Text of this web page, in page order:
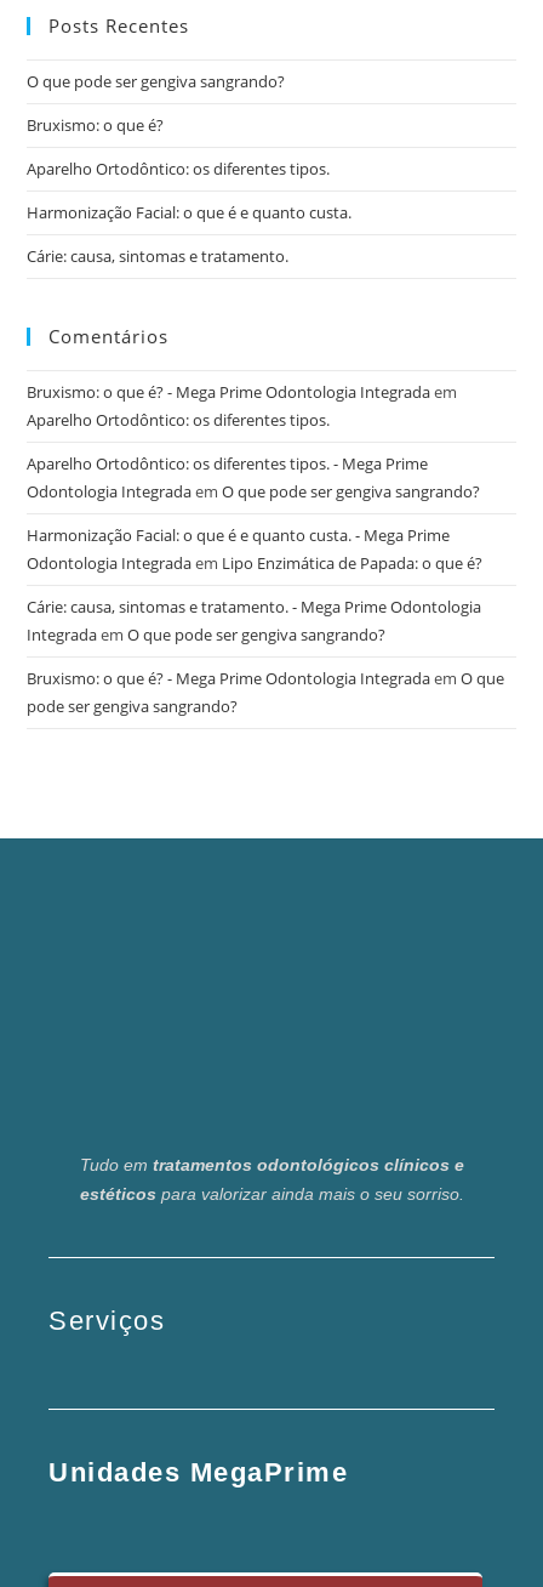
Posts Recentes
O que pode ser gengiva sangrando?
Bruxismo: o que é?
Aparelho Ortodôntico: os diferentes tipos.
Harmonização Facial: o que é e quanto custa.
Cárie: causa, sintomas e tratamento.
Comentários
Bruxismo: o que é? - Mega Prime Odontologia Integradaem
Aparelho Ortodôntico: os diferentes tipos.
Aparelho Ortodôntico: os diferentes tipos. - Mega Prime
Odontologia IntegradaemO que pode ser gengiva sangrando?
Harmonização Facial: o que é e quanto custa. - Mega Prime
Odontologia Integradaem Lipo Enzimática de Papada: o que é?
Cárie: causa, sintomas e tratamento. - Mega Prime Odontologia
IntegradaemO que pode ser gengiva sangrando?
Bruxismo: o que é? - Mega Prime Odontologia IntegradaemO que
pode ser gengiva sangrando?
Tudo em tratamentos odontológicos clínicos e
estéticos para valorizar ainda mais o seu sorriso.
Serviços
Unidades MegaPrime